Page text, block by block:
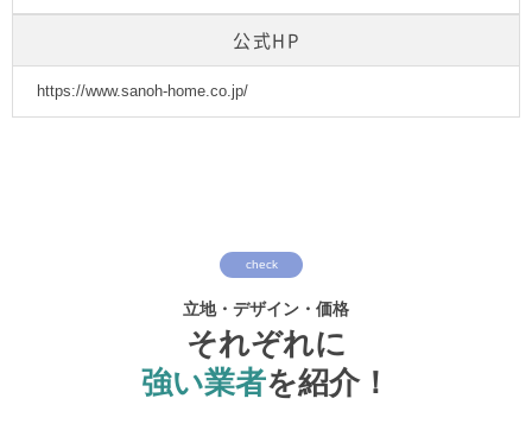
公式HP
https://www.sanoh-home.co.jp/
check
立地・デザイン・価格
それぞれに
強い業者を紹介！